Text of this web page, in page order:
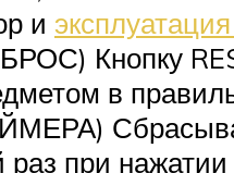
и
Кнопку
в
при нажатии